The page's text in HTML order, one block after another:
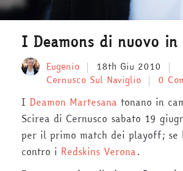
I Deamons di nuovo in
Eugenio
18th Giu 2010
Cernusco Sul Naviglio
0
I Deamon Martesana tonano in
Scirea di Cernusco sabato 19
per il primo match dei playoff; se
contro i Redskins Verona.